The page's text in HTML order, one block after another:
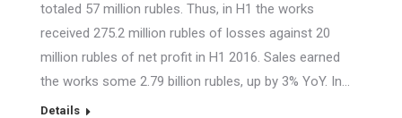
totaled 57 million rubles. Thus, in H1 the works
received 275.2 million rubles of losses against 20
million rubles of net profit in H1 2016. Sales earned
the works some 2.79 billion rubles, up by 3% YoY. In…
Details